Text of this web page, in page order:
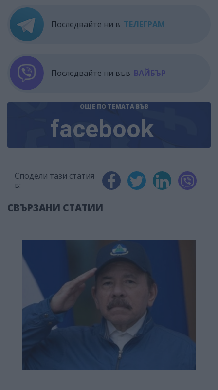
Последвайте ни в ТЕЛЕГРАМ
Последвайте ни във ВАЙБЪР
ОЩЕ ПО ТЕМАТА ВЪВ
facebook
Сподели тази статия
в:
СВЪРЗАНИ СТАТИИ